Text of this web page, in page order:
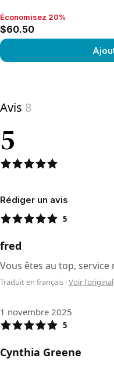
Économisez 20%, $60.50
Économisez 20%
$60.50
Avis 8
5
Rédiger un avis
5
fred
Vous êtes au top, service
Traduit en français ·Voir l'original
1 novembre 2025
5
Cynthia Greene